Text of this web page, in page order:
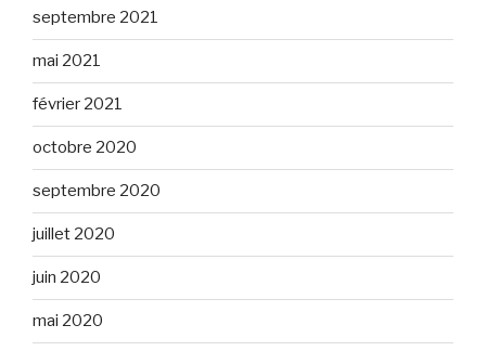
septembre 2021
mai 2021
février 2021
octobre 2020
septembre 2020
juillet 2020
juin 2020
mai 2020